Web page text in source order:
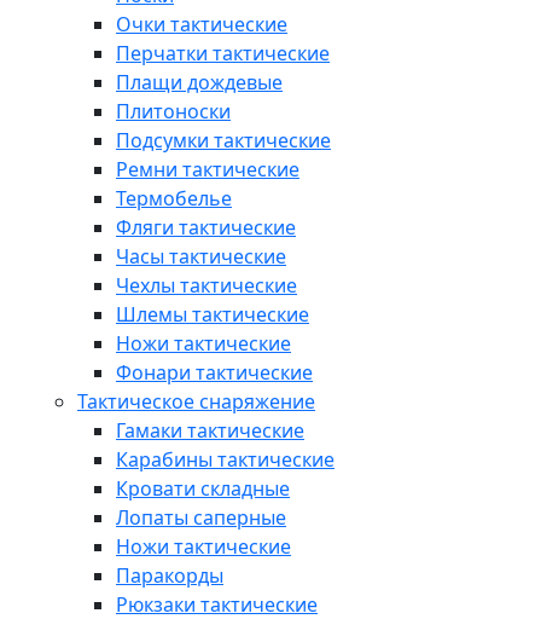
Очки тактические
Перчатки тактические
Плащи дождевые
Плитоноски
Подсумки тактические
Ремни тактические
Термобелье
Фляги тактические
Часы тактические
Чехлы тактические
Шлемы тактические
Ножи тактические
Фонари тактические
Тактическое снаряжение
Гамаки тактические
Карабины тактические
Кровати складные
Лопаты саперные
Ножи тактические
Паракорды
Рюкзаки тактические